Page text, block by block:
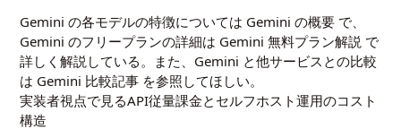
Gemini の各モデルの特徴については Gemini の概要 で、
Gemini のフリープランの詳細は Gemini 無料プラン解説 で
詳しく解説している。また、Gemini と他サービスとの比較
は Gemini 比較記事 を参照してほしい。
実装者視点で見るAPI従量課金とセルフホスト運用のコスト
構造